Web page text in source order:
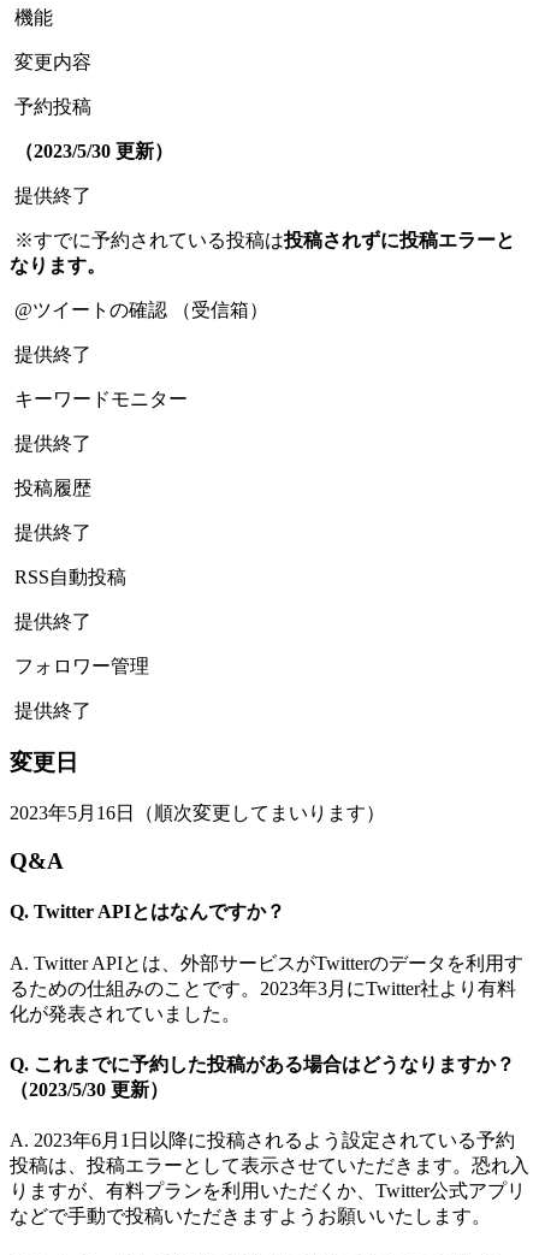
機能
変更内容
予約投稿
（2023/5/30 更新）
提供終了
※すでに予約されている投稿は投稿されずに投稿エラーと
なります。
@ツイートの確認 （受信箱）
提供終了
キーワードモニター
提供終了
投稿履歴
提供終了
RSS自動投稿
提供終了
フォロワー管理
提供終了
変更日
2023年5月16日（順次変更してまいります）
Q&A
Q. Twitter APIとはなんですか？
A. Twitter APIとは、外部サービスがTwitterのデータを利用す
るための仕組みのことです。2023年3月にTwitter社より有料
化が発表されていました。
Q. これまでに予約した投稿がある場合はどうなりますか？
（2023/5/30 更新）
A. 2023年6月1日以降に投稿されるよう設定されている予約
投稿は、投稿エラーとして表示させていただきます。恐れ入
りますが、有料プランを利用いただくか、Twitter公式アプリ
などで手動で投稿いただきますようお願いいたします。